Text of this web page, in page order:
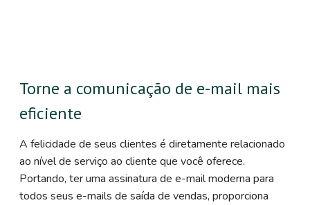
Torne a comunicação de e-mail mais
eficiente
A felicidade de seus clientes é diretamente relacionado
ao nível de serviço ao cliente que você oferece.
Portando, ter uma assinatura de e-mail moderna para
todos seus e-mails de saída de vendas, proporciona